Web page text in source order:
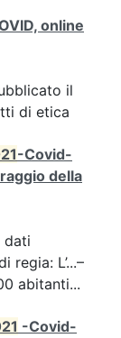
online
il
di etica
-Covid-
della
dati
regia: L’...–
abitanti...
-Covid-